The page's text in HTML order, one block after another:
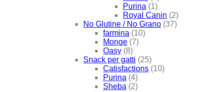
Purina (1)
Royal Canin (2)
No Glutine / No Grano (37)
farmina (10)
Monge (7)
Oasy (8)
Snack per gatti (25)
Catisfactions (10)
Purina (4)
Sheba (2)